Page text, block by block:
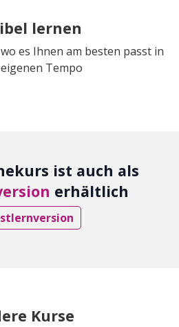
lernen
es Ihnen am besten passt in
Tempo
ist auch als
erhältlich
Kurse